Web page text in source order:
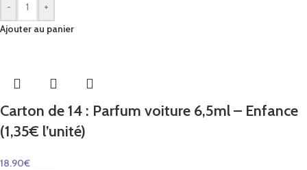
-
+
Ajouter au panier
Carton de 14 : Parfum voiture 6,5ml – Enfance
(1,35€ l’unité)
18.90€